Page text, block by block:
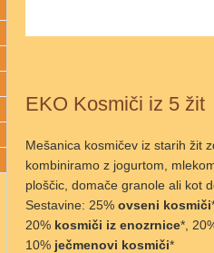
EKO Kosmiči iz 5 žit
Mešanica kosmičev iz starih žit
kombiniramo z jogurtom,
ploščic, domače granole ali kot
Sestavine: 25% ovseni kosmiči
20% kosmiči iz enozrnice*,
10% ječmenovi kosmiči*